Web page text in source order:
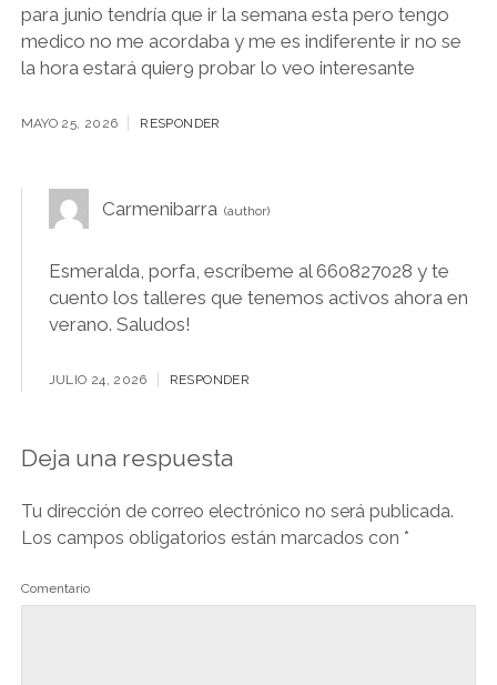
para junio tendría que ir la semana esta pero tengo
medico no me acordaba y me es indiferente ir no se
la hora estará quier9 probar lo veo interesante
MAYO 25, 2026 RESPONDER
Carmenibarra
Esmeralda, porfa, escríbeme al 660827028 y te
cuento los talleres que tenemos activos ahora en
verano. Saludos!
JULIO 24, 2026 RESPONDER
Deja una respuesta
Tu dirección de correo electrónico no será publicada.
Los campos obligatorios están marcados con *
Comentario